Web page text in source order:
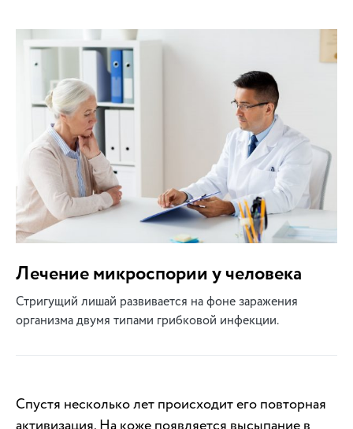
Лечение микроспории у человека
Стригущий лишай развивается на фоне заражения
организма двумя типами грибковой инфекции.
Спустя несколько лет происходит его повторная